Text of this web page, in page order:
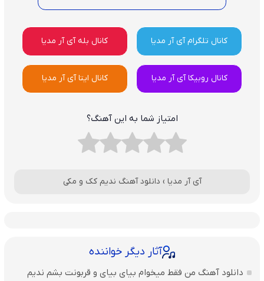
کانال تلگرام آی آر مدیا کانال بله آی آر مدیا
کانال روبیکا آی آر مدیا کانال ایتا آی آر مدیا
امتیاز شما به این آهنگ؟
آی آر مدیا › دانلود آهنگ ندیم کک و مکی
آثار دیگر خواننده
دانلود آهنگ من فقط میخوام بیای بیای و قربونت بشم ندیم